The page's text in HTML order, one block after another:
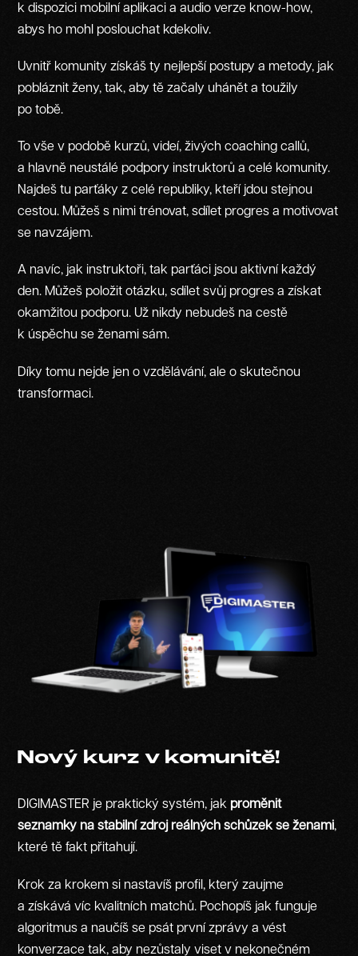
k dispozici mobilní aplikaci a audio verze know-how,
abys ho mohl poslouchat kdekoliv.
Uvnitř komunity získáš ty nejlepší postupy a metody, jak
pobláznit ženy, tak, aby tě začaly uhánět a toužily
po tobě.
To vše v podobě kurzů, videí, živých coaching callů,
a hlavně neustálé podpory instruktorů a celé komunity.
Najdeš tu parťáky z celé republiky, kteří jdou stejnou
cestou. Můžeš s nimi trénovat, sdílet progres a motivovat
se navzájem.
A navíc, jak instruktoři, tak parťáci jsou aktivní každý
den. Můžeš položit otázku, sdílet svůj progres a získat
okamžitou podporu. Už nikdy nebudeš na cestě
k úspěchu se ženami sám.
Díky tomu nejde jen o vzdělávání, ale o skutečnou
transformaci.
Nový kurz v komunitě!
DIGIMASTER je praktický systém, jakproměnit
seznamky na stabilní zdroj reálných schůzek se ženami,
které tě fakt přitahují.
Krok za krokem si nastavíš profil, který zaujme
a získává víc kvalitních matchů. Pochopíš jak funguje
algoritmus a naučíš se psát první zprávy a vést
konverzace tak, aby nezůstaly viset v nekonečném